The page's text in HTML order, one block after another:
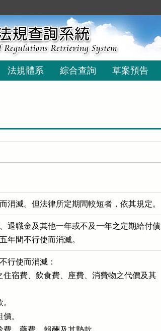
法規體系 綜合查詢 草案預告
消滅。但法律所定期間較短者，依其規定。
退職金及其他一年或不及一年之定期給付債
年間不行使而消滅。
行使而消滅：
住宿費、飲食費、座費、消費物之代價及其
。